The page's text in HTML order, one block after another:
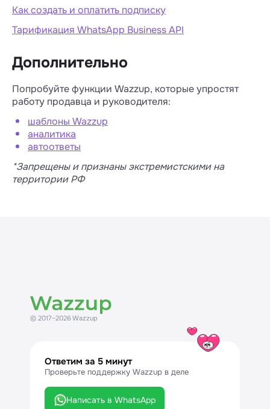
Как создать и оплатить подписку
Тарификация WhatsApp Business API
Дополнительно
Попробуйте функции Wazzup, которые упростят
работу продавца и руководителя:
шаблоны Wazzup
аналитика
автоответы
*Запрещены и признаны экстремистскими на
территории РФ
© 2017–2026 Wazzup
Ответим за 5 минут
Проверьте поддержку Wazzup в деле
Написать в WhatsApp